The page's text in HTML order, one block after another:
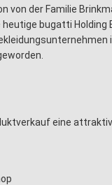
von der Familie
bugatti Holding
eine